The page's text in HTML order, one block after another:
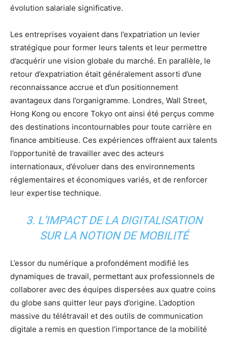
évolution salariale significative.
Les entreprises voyaient dans l’expatriation un levier
stratégique pour former leurs talents et leur permettre
d’acquérir une vision globale du marché. En parallèle, le
retour d’expatriation était généralement assorti d’une
reconnaissance accrue et d’un positionnement
avantageux dans l’organigramme. Londres, Wall Street,
Hong Kong ou encore Tokyo ont ainsi été perçus comme
des destinations incontournables pour toute carrière en
finance ambitieuse. Ces expériences offraient aux talents
l’opportunité de travailler avec des acteurs
internationaux, d’évoluer dans des environnements
réglementaires et économiques variés, et de renforcer
leur expertise technique.
3. L’IMPACT DE LA DIGITALISATION
SUR LA NOTION DE MOBILITÉ
L’essor du numérique a profondément modifié les
dynamiques de travail, permettant aux professionnels de
collaborer avec des équipes dispersées aux quatre coins
du globe sans quitter leur pays d’origine. L’adoption
massive du télétravail et des outils de communication
digitale a remis en question l’importance de la mobilité